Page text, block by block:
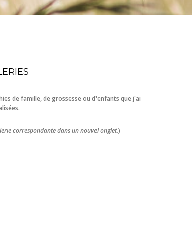
de famille, de grossesse ou d'enfants que j'ai
correspondante dans un nouvel onglet.)